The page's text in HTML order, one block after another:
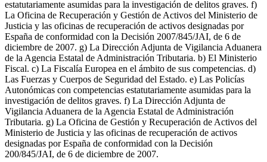
estatutariamente asumidas para la investigación de delitos graves. f)
La Oficina de Recuperación y Gestión de Activos del Ministerio de
Justicia y las oficinas de recuperación de activos designadas por
España de conformidad con la Decisión 2007/845/JAI, de 6 de
diciembre de 2007. g) La Dirección Adjunta de Vigilancia Aduanera
de la Agencia Estatal de Administración Tributaria. b) El Ministerio
Fiscal. c) La Fiscalía Europea en el ámbito de sus competencias. d)
Las Fuerzas y Cuerpos de Seguridad del Estado. e) Las Policías
Autonómicas con competencias estatutariamente asumidas para la
investigación de delitos graves. f) La Dirección Adjunta de
Vigilancia Aduanera de la Agencia Estatal de Administración
Tributaria. g) La Oficina de Gestión y Recuperación de Activos del
Ministerio de Justicia y las oficinas de recuperación de activos
designadas por España de conformidad con la Decisión
200/845/JAI, de 6 de diciembre de 2007.